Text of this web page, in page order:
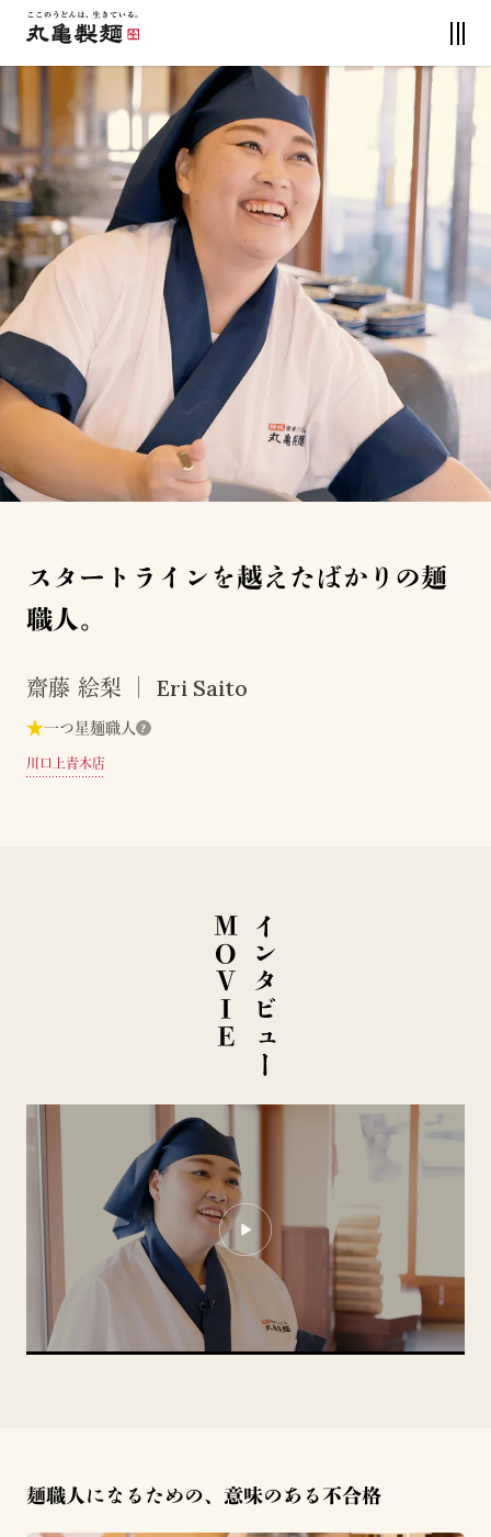
スタートラインを越えたばかりの麺
職人。
齋藤 絵梨 Eri Saito
★一つ星麺職人 ?
川口上青木店
イ
ン
タ
ビ
ュ
ー
M
O
V
I
E
麺職人になるための、意味のある不合格